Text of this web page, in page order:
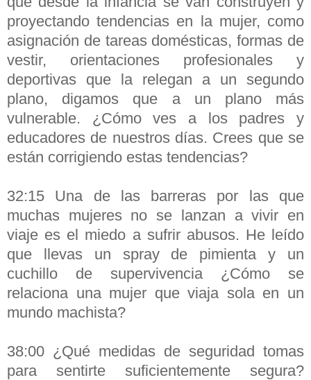
proyectando tendencias en la mujer, como
asignación de tareas domésticas, formas de
vestir, orientaciones profesionales y
deportivas que la relegan a un segundo
plano, digamos que a un plano más
vulnerable. ¿Cómo ves a los padres y
educadores de nuestros días. Crees que se
están corrigiendo estas tendencias?
32:15 Una de las barreras por las que
muchas mujeres no se lanzan a vivir en
viaje es el miedo a sufrir abusos. He leído
que llevas un spray de pimienta y un
cuchillo de supervivencia ¿Cómo se
relaciona una mujer que viaja sola en un
mundo machista?
38:00 ¿Qué medidas de seguridad tomas
para sentirte suficientemente segura?